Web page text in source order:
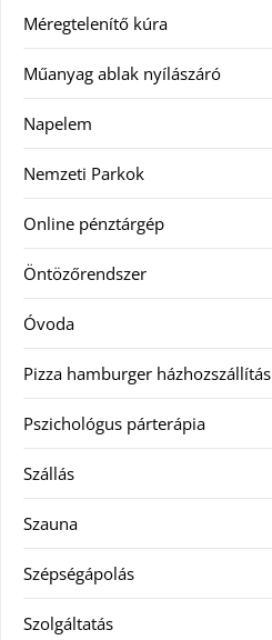
Méregtelenítő kúra
Műanyag ablak nyílászáró
Napelem
Nemzeti Parkok
Online pénztárgép
Öntözőrendszer
Óvoda
Pizza hamburger házhozszállítás
Pszichológus párterápia
Szállás
Szauna
Szépségápolás
Szolgáltatás